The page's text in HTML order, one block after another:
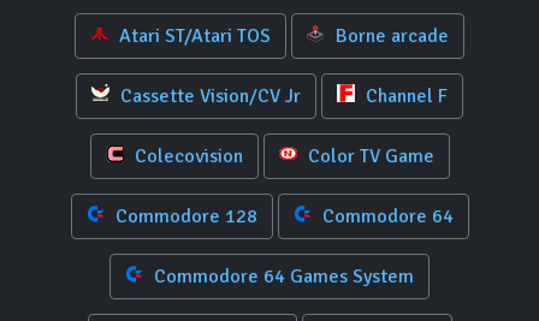
Atari ST/Atari TOS Borne arcade
Cassette Vision/CV Jr Channel F
Colecovision Color TV Game
Commodore 128 Commodore 64
Commodore 64 Games System